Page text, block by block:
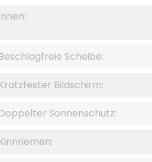
Innen:
Beschlagfreie Scheibe:
Kratzfester Bildschirm:
Doppelter Sonnenschutz:
Kinnriemen: